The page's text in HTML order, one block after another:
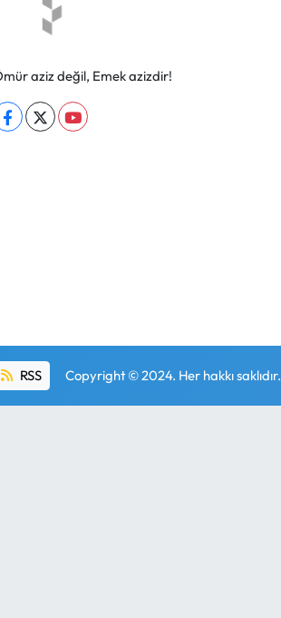
aziz değil, Emek azizdir!
RSS Copyright © 2024. Her hakkı saklıdır.